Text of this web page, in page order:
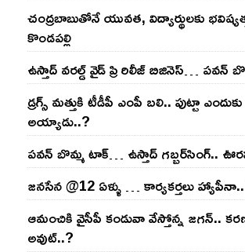
చంద్ర‌బాబుతోనే యువ‌త‌, విద్యార్థుల‌కు
కొండ‌ప‌ల్లి
ఉస్తాద్ వ‌ర‌ల్డ్ వైడ్ ప్రి రిలీజ్ బిజినెస్‌… ప‌వ‌న్
డ్రగ్స్ మత్తుకి టీడీపీ ఎంపీ బలి.. పుట్టా
అయ్యాడు..?
ప‌వ‌న్ బొమ్మ టాక్‌… ఉస్తాద్ గ‌బ్బ‌ర్‌సింగ్‌..
జనసేన @12 ఏళ్ళు … కార్యకర్తలు
ఆమంచికి వైసీపీ కండువా వేస్తోన్న జ‌గ‌న్‌..
అవుట్‌..?